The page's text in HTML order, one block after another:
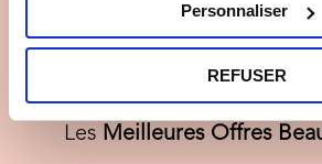
Personnaliser
REFUSER
Inscrivez-vous à la
Biotyfull
Les Meilleures Offres